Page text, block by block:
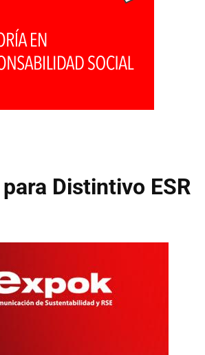
Distintivo ESR